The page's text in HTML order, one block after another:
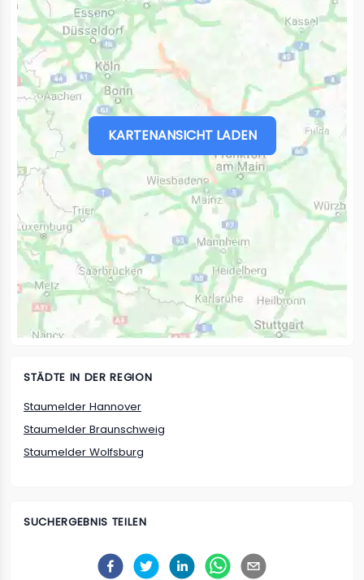
KARTENANSICHT LADEN
STÄDTE IN DER REGION
Staumelder Hannover
Staumelder Braunschweig
Staumelder Wolfsburg
SUCHERGEBNIS TEILEN